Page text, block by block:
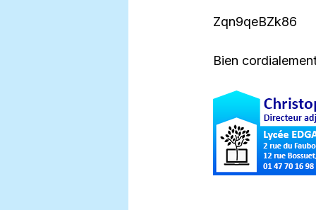
Zqn9qeBZk86
Bien